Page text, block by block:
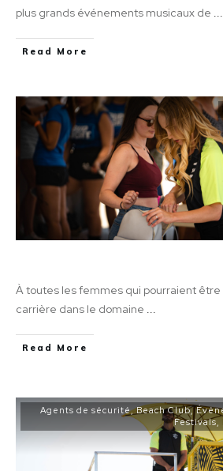
plus grands événements musicaux de ...
Read More
À toutes les femmes qui pourraient
carrière dans le domaine ...
Read More
Agents de sécurité,Beach Club,
Festivals,